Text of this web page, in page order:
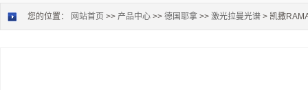
您的位置： 网站首页 >> 产品中心 >> 德国耶拿 >> 激光拉曼光谱 > 凯撒